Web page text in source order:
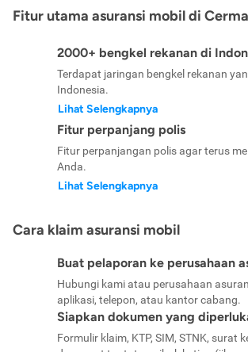
Fitur utama asuransi mobil di
2000+ bengkel rekanan di
Terdapat jaringan bengkel rekanan
Indonesia.
Lihat Selengkapnya
Fitur perpanjang polis
Fitur perpanjangan polis agar terus
Anda.
Lihat Selengkapnya
Cara klaim asuransi mobil
Buat pelaporan ke perusahaan
Hubungi kami atau perusahaan
aplikasi, telepon, atau kantor cabang.
Siapkan dokumen yang
Formulir klaim, KTP, SIM, STNK, surat